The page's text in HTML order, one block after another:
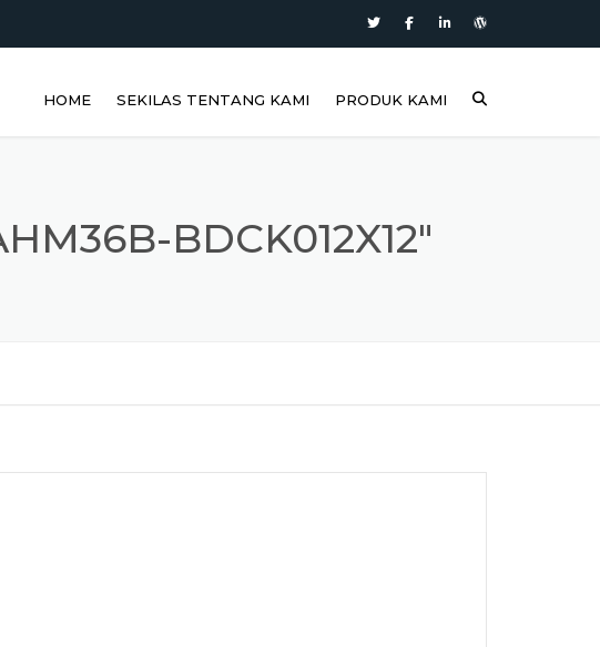
HOME SEKILAS TENTANG KAMI PRODUK KAMI
BDCK012X12"